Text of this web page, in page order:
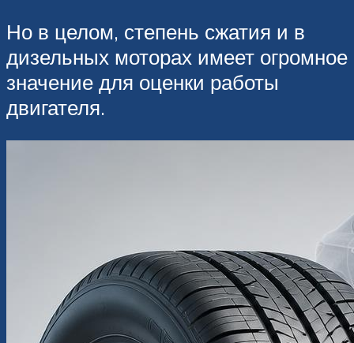
Но в целом, степень сжатия и в
дизельных моторах имеет огромное
значение для оценки работы
двигателя.